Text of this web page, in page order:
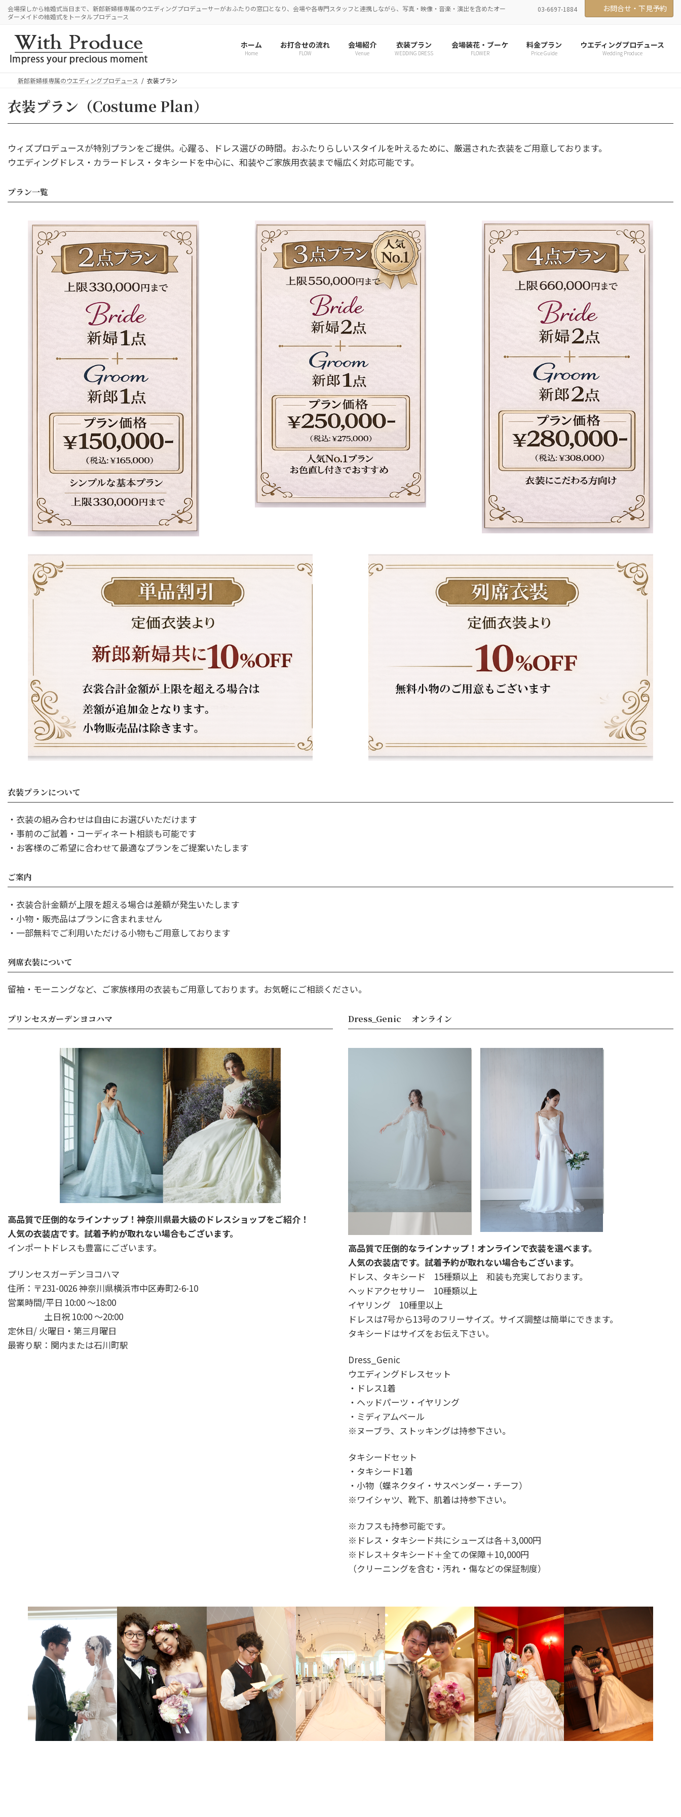
会場探しから結婚式当日まで、新郎新婦様専属のウエディングプロデューサーがおふたりの窓口となり、会場や各専門スタッフと連携しながら、写真・映像・音楽・演出を含めたオー
ダーメイドの結婚式をトータルプロデュース
03-6697-1884 お問合せ・下見予約
ホーム
Home
お打合せの流れ
FLOW
会場紹介
Venue
衣装プラン
WEDDING DRESS
会場装花・ブーケ
FLOWER
料金プラン
Price Guide
ウエディングプロデュース
Wedding Produce
新郎新婦様専属のウエディングプロデュース 衣装プラン
衣装プラン（Costume Plan）
ウィズプロデュースが特別プランをご提供。心躍る、ドレス選びの時間。おふたりらしいスタイルを叶えるために、厳選された衣装をご用意しております。
ウエディングドレス・カラードレス・タキシードを中心に、和装やご家族用衣装まで幅広く対応可能です。
プラン一覧
衣装プランについて
・衣装の組み合わせは自由にお選びいただけます
・事前のご試着・コーディネート相談も可能です
・お客様のご希望に合わせて最適なプランをご提案いたします
ご案内
・衣装合計金額が上限を超える場合は差額が発生いたします
・小物・販売品はプランに含まれません
・一部無料でご利用いただける小物もご用意しております
列席衣装について
留袖・モーニングなど、ご家族様用の衣装もご用意しております。お気軽にご相談ください。
プリンセスガーデンヨコハマ
高品質で圧倒的なラインナップ！神奈川県最大級のドレスショップをご紹介！
人気の衣装店です。試着予約が取れない場合もございます。
インポートドレスも豊富にございます。
プリンセスガーデンヨコハマ
住所：〒231-0026 神奈川県横浜市中区寿町2-6-10
営業時間/平日 10:00 ～18:00
土日祝 10:00 ～20:00
定休日/ 火曜日・第三月曜日
最寄り駅：関内または石川町駅
Dress_Genic オンライン
高品質で圧倒的なラインナップ！オンラインで衣装を選べます。
人気の衣装店です。試着予約が取れない場合もございます。
ドレス、タキシード 15種類以上 和装も充実しております。
ヘッドアクセサリー 10種類以上
イヤリング 10種里以上
ドレスは7号から13号のフリーサイズ。サイズ調整は簡単にできます。
タキシードはサイズをお伝え下さい。
Dress_Genic
ウエディングドレスセット
・ドレス1着
・ヘッドパーツ・イヤリング
・ミディアムベール
※ヌーブラ、ストッキングは持参下さい。
タキシードセット
・タキシード1着
・小物（蝶ネクタイ・サスペンダー・チーフ）
※ワイシャツ、靴下、肌着は持参下さい。
※カフスも持参可能です。
※ドレス・タキシード共にシューズは各＋3,000円
※ドレス＋タキシード＋全ての保障＋10,000円
（クリーニングを含む・汚れ・傷などの保証制度）